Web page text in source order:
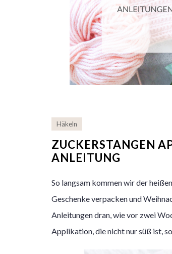
Häkeln
ZUCKERSTANGEN
NLEITUNG
So langsam kommen wir der
Geschenke verpacken und
Anleitungen dran, wie vor zwei
Applikation, die nicht nur süß ist,